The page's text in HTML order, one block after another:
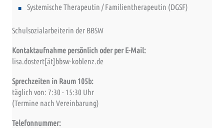
Systemische Therapeutin / Familientherapeutin (DGSF)
Schulsozialarbeiterin der BBSW
Kontaktaufnahme persönlich oder per E-Mail:
lisa.dostert[ät]bbsw-koblenz.de
Sprechzeiten in Raum 105b:
täglich von: 7:30 - 15:30 Uhr
(Termine nach Vereinbarung)
Telefonnummer: